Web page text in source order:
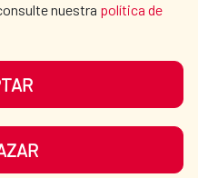
nuestra política de
PROTECTION